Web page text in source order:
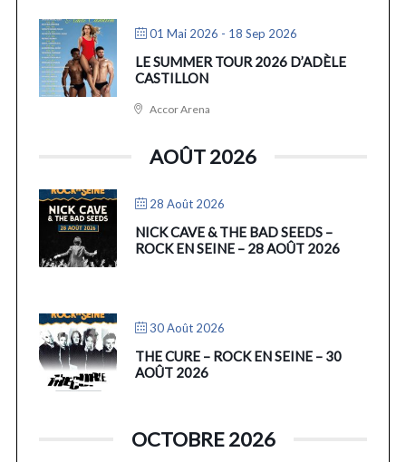
01 Mai 2026 - 18 Sep 2026
LE SUMMER TOUR 2026 D’ADÈLE
CASTILLON
Accor Arena
AOÛT 2026
28 Août 2026
NICK CAVE & THE BAD SEEDS –
ROCK EN SEINE – 28 AOÛT 2026
30 Août 2026
THE CURE – ROCK EN SEINE – 30
AOÛT 2026
OCTOBRE 2026